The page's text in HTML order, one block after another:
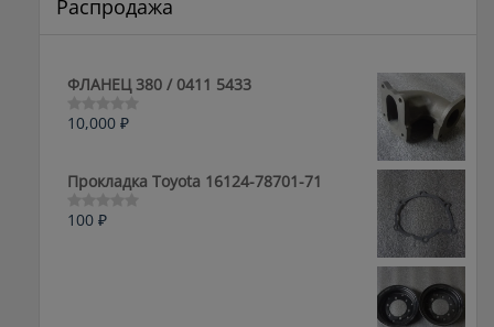
Распродажа
ФЛАНЕЦ 380 / 0411 5433
Оценка
5
10,000 ₽
Прокладка Toyota 16124-78701-71
Оценка
100 ₽